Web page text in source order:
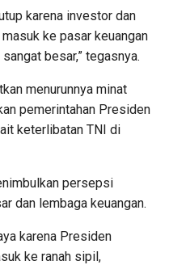
karena investor dan
ke pasar keuangan
besar,” tegasnya.
menurunnya minat
pemerintahan Presiden
keterlibatan TNI di
persepsi
dan lembaga keuangan.
karena Presiden
ke ranah sipil,